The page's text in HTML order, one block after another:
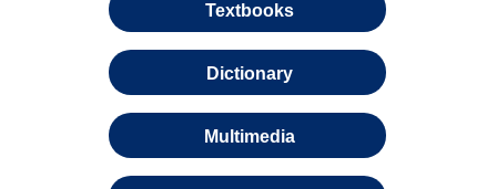
Textbooks
Dictionary
Multimedia